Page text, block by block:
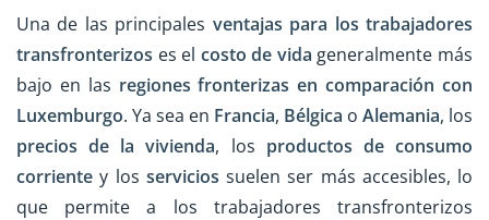
Una de las principales ventajas para los trabajadores
transfronterizos es el costo de vida generalmente más
bajo en las regiones fronterizas en comparación con
Luxemburgo. Ya sea en Francia, Bélgica o Alemania, los
precios de la vivienda, los productos de consumo
corriente y los servicios suelen ser más accesibles, lo
que permite a los trabajadores transfronterizos